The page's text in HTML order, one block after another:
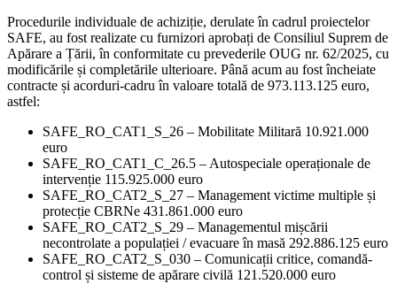
Procedurile individuale de achiziție, derulate în cadrul proiectelor
SAFE, au fost realizate cu furnizori aprobați de Consiliul Suprem de
Apărare a Țării, în conformitate cu prevederile OUG nr. 62/2025, cu
modificările și completările ulterioare. Până acum au fost încheiate
contracte și acorduri-cadru în valoare totală de 973.113.125 euro,
astfel:
SAFE_RO_CAT1_S_26 – Mobilitate Militară 10.921.000
euro
SAFE_RO_CAT1_C_26.5 – Autospeciale operaționale de
intervenție 115.925.000 euro
SAFE_RO_CAT2_S_27 – Management victime multiple și
protecție CBRNe 431.861.000 euro
SAFE_RO_CAT2_S_29 – Managementul mișcării
necontrolate a populației / evacuare în masă 292.886.125 euro
SAFE_RO_CAT2_S_030 – Comunicații critice, comandă-
control și sisteme de apărare civilă 121.520.000 euro